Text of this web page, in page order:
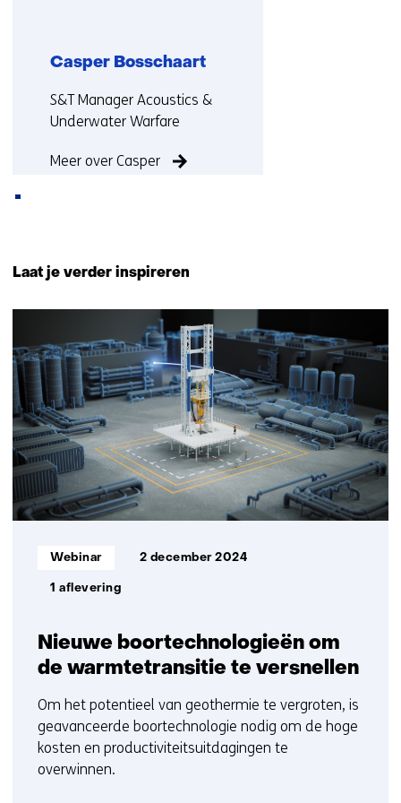
i
e
)
Casper Bosschaart
Functie:
S&T Manager Acoustics &
Underwater Warfare
Meer over Casper
(Neem
contact
met
ons
op)
Laat je verder inspireren
resultaten,
getoond
1
t/m
2
Nieuwe boortechnologieën om
de warmtetransitie te versnellen
Informatietype:
Webinar 2 december 2024
1 aflevering
Om het potentieel van geothermie te vergroten, is
geavanceerde boortechnologie nodig om de hoge
kosten en productiviteitsuitdagingen te
overwinnen.